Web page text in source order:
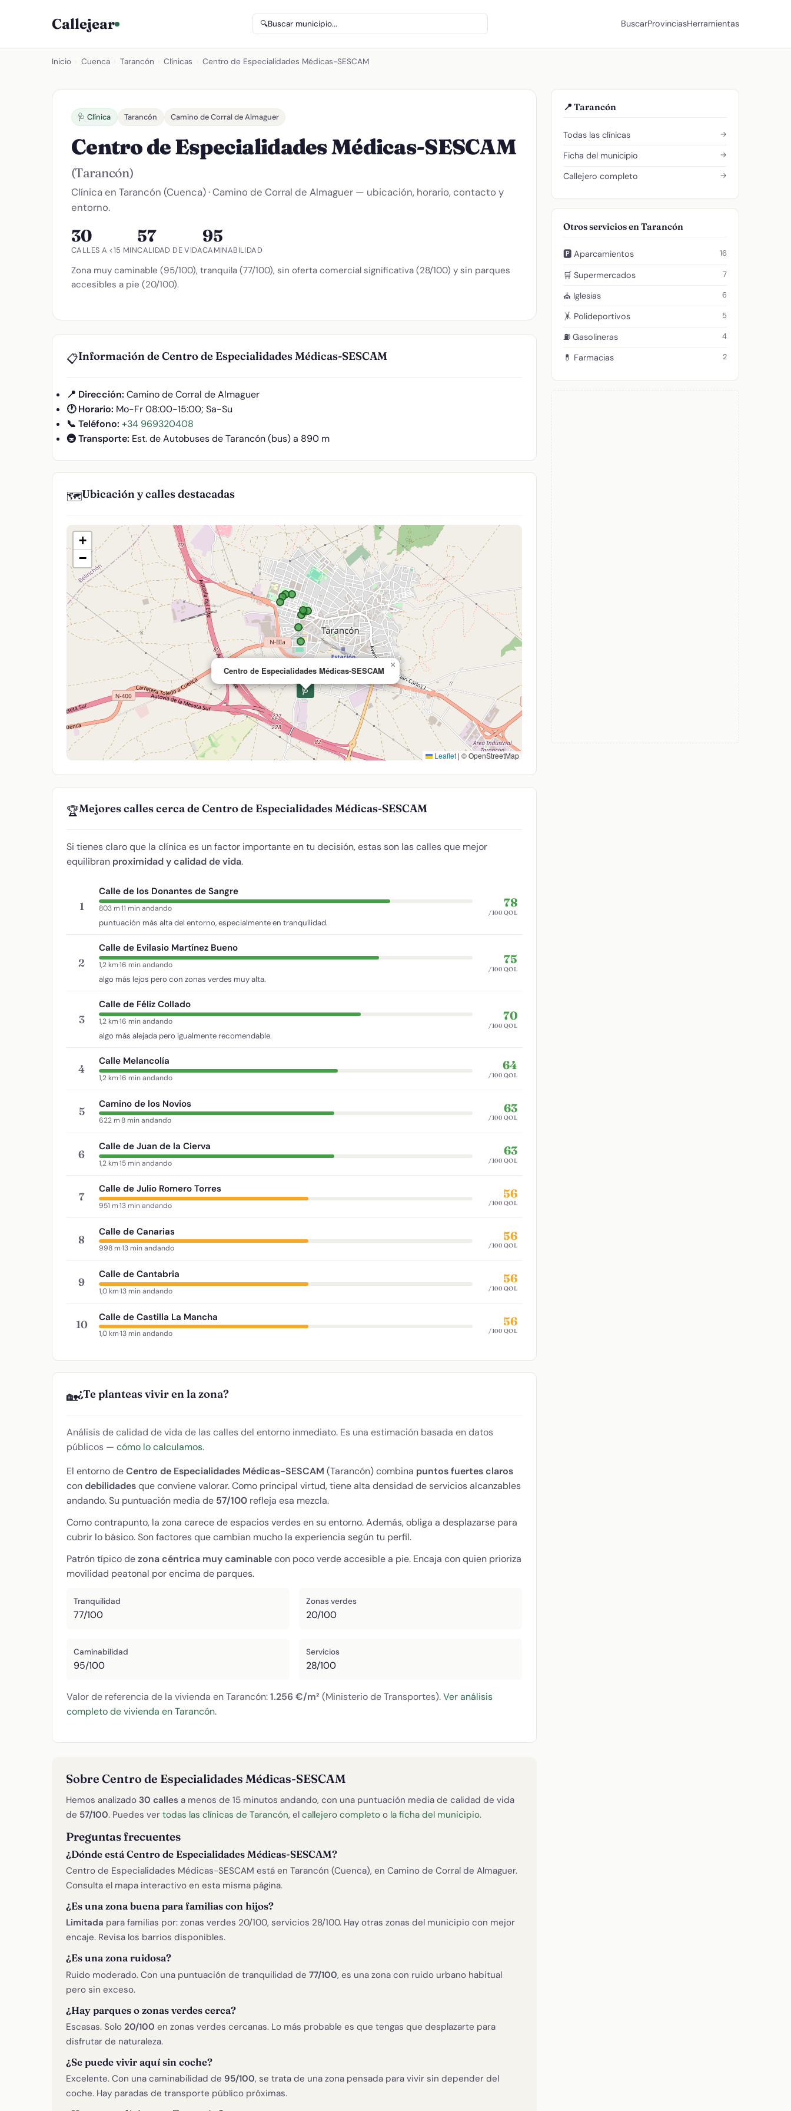
Callejear 🔍Buscar municipio... BuscarProvinciasHerramientas
Inicio Cuenca Tarancón Clínicas Centro de Especialidades Médicas-SESCAM
🩺 Clínica Tarancón Camino de Corral de Almaguer
Centro de Especialidades Médicas-SESCAM
(Tarancón)
Clínica en Tarancón (Cuenca) · Camino de Corral de Almaguer — ubicación, horario, contacto y
entorno.
30
CALLES A <15 MIN
57
CALIDAD DE VIDA
95
CAMINABILIDAD
Zona muy caminable (95/100), tranquila (77/100), sin oferta comercial significativa (28/100) y sin parques
accesibles a pie (20/100).
📋Información de Centro de Especialidades Médicas-SESCAM
📍 Dirección: Camino de Corral de Almaguer
🕐 Horario: Mo-Fr 08:00-15:00; Sa-Su
📞 Teléfono: +34 969320408
🚇 Transporte: Est. de Autobuses de Tarancón (bus) a 890 m
🗺️Ubicación y calles destacadas
🩺
Centro de Especialidades Médicas-SESCAM
×
+
−
Leaflet | © OpenStreetMap
🏆Mejores calles cerca de Centro de Especialidades Médicas-SESCAM
Si tienes claro que la clínica es un factor importante en tu decisión, estas son las calles que mejor
equilibran proximidad y calidad de vida.
1
Calle de los Donantes de Sangre
803 m·11 min andando
puntuación más alta del entorno, especialmente en tranquilidad.
78
/100 QOL
2
Calle de Evilasio Martínez Bueno
1,2 km·16 min andando
algo más lejos pero con zonas verdes muy alta.
75
/100 QOL
3
Calle de Féliz Collado
1,2 km·16 min andando
algo más alejada pero igualmente recomendable.
70
/100 QOL
4
Calle Melancolía
1,2 km·16 min andando
64
/100 QOL
5
Camino de los Novios
622 m·8 min andando
63
/100 QOL
6
Calle de Juan de la Cierva
1,2 km·15 min andando
63
/100 QOL
7
Calle de Julio Romero Torres
951 m·13 min andando
56
/100 QOL
8
Calle de Canarias
998 m·13 min andando
56
/100 QOL
9
Calle de Cantabria
1,0 km·13 min andando
56
/100 QOL
10
Calle de Castilla La Mancha
1,0 km·13 min andando
56
/100 QOL
🏡¿Te planteas vivir en la zona?
Análisis de calidad de vida de las calles del entorno inmediato. Es una estimación basada en datos
públicos — cómo lo calculamos.
El entorno deCentro de Especialidades Médicas-SESCAM (Tarancón) combina puntos fuertes claros
condebilidadesque conviene valorar. Como principal virtud, tiene alta densidad de servicios alcanzables
andando. Su puntuación media de 57/100 refleja esa mezcla.
Como contrapunto, la zona carece de espacios verdes en su entorno. Además, obliga a desplazarse para
cubrir lo básico. Son factores que cambian mucho la experiencia según tu perfil.
Patrón típico dezona céntrica muy caminablecon poco verde accesible a pie. Encaja con quien prioriza
movilidad peatonal por encima de parques.
Tranquilidad
77/100
Zonas verdes
20/100
Caminabilidad
95/100
Servicios
28/100
Valor de referencia de la vivienda en Tarancón:1.256 €/m² (Ministerio de Transportes).Ver análisis
completo de vivienda en Tarancón.
Sobre Centro de Especialidades Médicas-SESCAM
Hemos analizado 30 calles a menos de 15 minutos andando, con una puntuación media de calidad de vida
de 57/100. Puedes ver todas las clínicas de Tarancón, el callejero completo o la ficha del municipio.
Preguntas frecuentes
¿Dónde está Centro de Especialidades Médicas-SESCAM?
Centro de Especialidades Médicas-SESCAM está en Tarancón (Cuenca), en Camino de Corral de Almaguer.
Consulta el mapa interactivo en esta misma página.
¿Es una zona buena para familias con hijos?
Limitada para familias por: zonas verdes 20/100, servicios 28/100. Hay otras zonas del municipio con mejor
encaje. Revisa los barrios disponibles.
¿Es una zona ruidosa?
Ruido moderado. Con una puntuación de tranquilidad de 77/100, es una zona con ruido urbano habitual
pero sin exceso.
¿Hay parques o zonas verdes cerca?
Escasas. Solo 20/100 en zonas verdes cercanas. Lo más probable es que tengas que desplazarte para
disfrutar de naturaleza.
¿Se puede vivir aquí sin coche?
Excelente. Con una caminabilidad de 95/100, se trata de una zona pensada para vivir sin depender del
coche. Hay paradas de transporte público próximas.
📍 Tarancón
Todas las clínicas →
Ficha del municipio →
Callejero completo →
Otros servicios en Tarancón
🅿️ Aparcamientos 16
🛒 Supermercados 7
⛪ Iglesias 6
🤸 Polideportivos 5
⛽ Gasolineras 4
💊 Farmacias 2